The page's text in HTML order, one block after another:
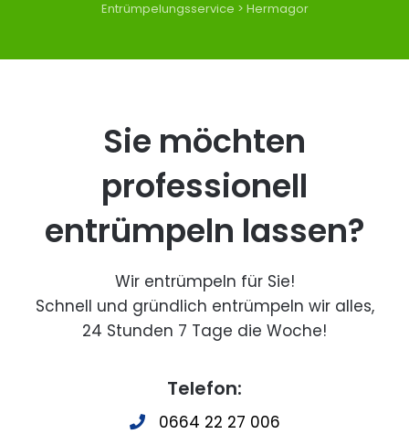
Entrümpelungsservice > Hermagor
Sie möchten
professionell
entrümpeln lassen?
Wir entrümpeln für Sie!
Schnell und gründlich entrümpeln wir alles,
24 Stunden 7 Tage die Woche!
Telefon:
0664 22 27 006